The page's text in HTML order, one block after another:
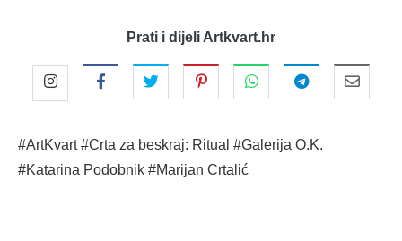
Prati i dijeli Artkvart.hr
#ArtKvart #Crta za beskraj: Ritual #Galerija O.K.
#Katarina Podobnik #Marijan Crtalić